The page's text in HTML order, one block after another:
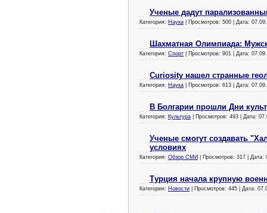
Ученые дадут
Категория: Наука | Просмотров: 500 | Дата:
Шахматная Олимпиада:
Категория: Спорт | Просмотров: 901 | Дата:
Curiosity нашел странные
Категория: Наука | Просмотров: 613 | Дата:
В Болгарии прошли Дни
Категория: Культура | Просмотров: 493 | Дата:
Ученые смогут создавать
условиях
Категория: Обзор СМИ | Просмотров: 317 | Дата:
Турция начала крупную
Категория: Новости | Просмотров: 445 | Дата: